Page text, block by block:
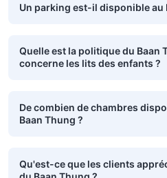
Un parking est-il disponible au
Quelle est la politique du Baan
concerne les lits des enfants ?
De combien de chambres
Baan Thung ?
Qu'est-ce que les clients